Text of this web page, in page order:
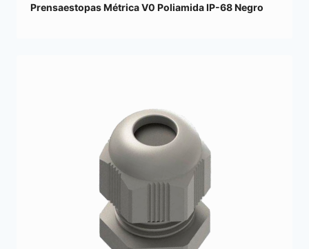
Prensaestopas Métrica V0 Poliamida IP-68 Negro